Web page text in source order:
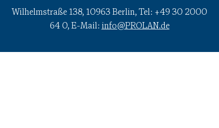
Wilhelmstraße 138, 10963 Berlin, Tel: +49 30 2000
64 0, E-Mail: info@PROLAN.de